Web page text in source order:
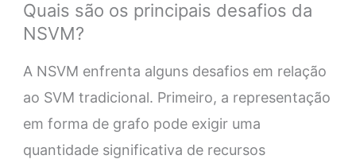
Quais são os principais desafios da
NSVM?
A NSVM enfrenta alguns desafios em relação
ao SVM tradicional. Primeiro, a representação
em forma de grafo pode exigir uma
quantidade significativa de recursos